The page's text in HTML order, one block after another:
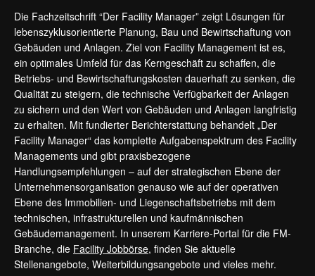
Die Fachzeitschrift “Der Facility Manager” zeigt Lösungen für
lebenszyklusorientierte Planung, Bau und Bewirtschaftung von
Gebäuden und Anlagen. Ziel von Facility Management ist es,
ein optimales Umfeld für das Kerngeschäft zu schaffen, die
Betriebs- und Bewirtschaftungskosten dauerhaft zu senken, die
Qualität zu steigern, die technische Verfügbarkeit der Anlagen
zu sichern und den Wert von Gebäuden und Anlagen langfristig
zu erhalten. Mit fundierter Berichterstattung behandelt „Der
Facility Manager“ das komplette Aufgabenspektrum des Facility
Managements und gibt praxisbezogene
Handlungsempfehlungen – auf der strategischen Ebene der
Unternehmensorganisation genauso wie auf der operativen
Ebene des Immobilien- und Liegenschaftsbetriebs mit dem
technischen, infrastrukturellen und kaufmännischen
Gebäudemanagement. In unserem Karriere-Portal für die FM-
Branche, die Facility Jobbörse, finden Sie aktuelle
Stellenangebote, Weiterbildungsangebote und vieles mehr.